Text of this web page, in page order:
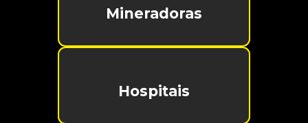
Mineradoras
Hospitais